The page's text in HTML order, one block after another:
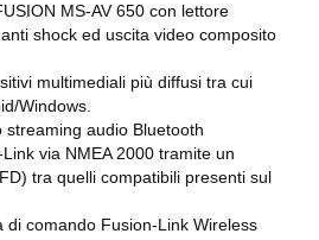
MS-AV 650 con lettore
shock ed uscita video composito
multimediali più diffusi tra cui
Windows.
audio Bluetooth
via NMEA 2000 tramite un
tra quelli compatibili presenti sul
di comando Fusion-Link Wireless